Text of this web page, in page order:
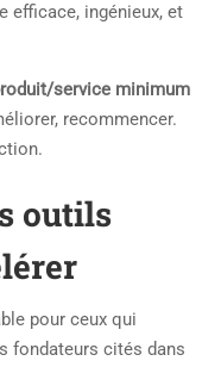
efficace, ingénieux, et
service minimum
recommencer.
outils
pour ceux qui
fondateurs cités dans